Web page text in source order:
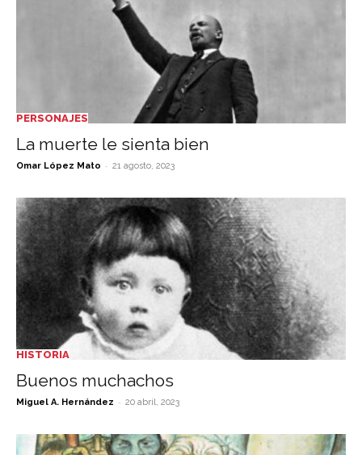
PERSONAJES
La muerte le sienta bien
Omar López Mato - 21 agosto, 2023
HISTORIA
Buenos muchachos
Miguel A. Hernández - 20 abril, 2023